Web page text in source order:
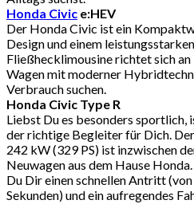
Honda Civic e:HEV
Der Honda Civic ist ein
Design und einem
Fließhecklimousine richtet sich
Wagen mit moderner
Verbrauch suchen.
Honda Civic Type R
Liebst Du es besonders sportlich,
der richtige Begleiter für Dich.
242 kW (329 PS) ist inzwischen
Neuwagen aus dem Hause
Du Dir einen schnellen Antritt
Sekunden) und ein aufregendes